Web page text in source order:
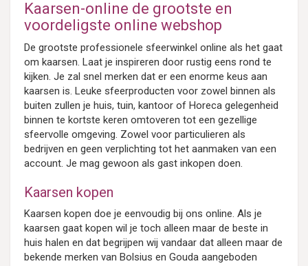
Kaarsen-online de grootste en
voordeligste online webshop
De grootste professionele sfeerwinkel online als het gaat
om kaarsen. Laat je inspireren door rustig eens rond te
kijken. Je zal snel merken dat er een enorme keus aan
kaarsen is. Leuke sfeerproducten voor zowel binnen als
buiten zullen je huis, tuin, kantoor of Horeca gelegenheid
binnen te kortste keren omtoveren tot een gezellige
sfeervolle omgeving. Zowel voor particulieren als
bedrijven en geen verplichting tot het aanmaken van een
account. Je mag gewoon als gast inkopen doen.
Kaarsen kopen
Kaarsen kopen doe je eenvoudig bij ons online. Als je
kaarsen gaat kopen wil je toch alleen maar de beste in
huis halen en dat begrijpen wij vandaar dat alleen maar de
bekende merken van Bolsius en Gouda aangeboden